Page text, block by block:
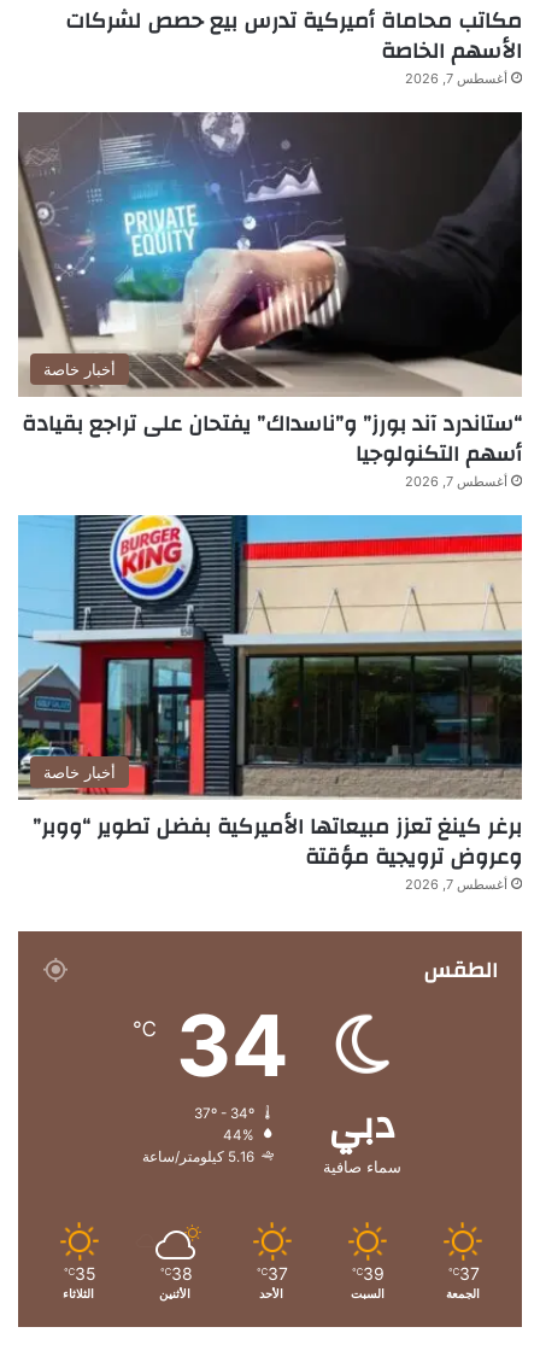
مكاتب محاماة أميركية تدرس بيع حصص لشركات
الأسهم الخاصة
أغسطس 7, 2026
أخبار خاصة
“ستاندرد آند بورز” و”ناسداك” يفتحان على تراجع بقيادة
أسهم التكنولوجيا
أغسطس 7, 2026
أخبار خاصة
برغر كينغ تعزز مبيعاتها الأميركية بفضل تطوير “ووبر”
وعروض ترويجية مؤقتة
أغسطس 7, 2026
الطقس
دبي
سماء صافية
34
℃
44%
5.16 كيلومتر/ساعة
37
℃
الجمعة
39
℃
السبت
37
℃
الأحد
38
℃
الأثنين
35
℃
الثلاثاء